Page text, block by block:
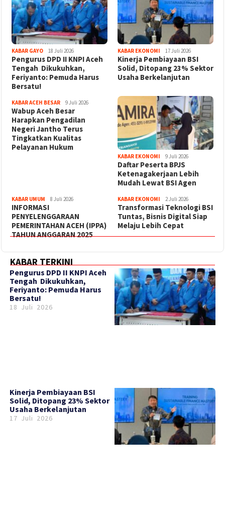
KABAR GAYO 18 Juli 2026
‎Pengurus DPD II KNPI Aceh
Tengah Dikukuhkan,
Feriyanto: Pemuda Harus
Bersatu!
KABAR EKONOMI 17 Juli 2026
Kinerja Pembiayaan BSI
Solid, Ditopang 23% Sektor
Usaha Berkelanjutan
KABAR ACEH BESAR 9 Juli 2026
Wabup Aceh Besar
Harapkan Pengadilan
Negeri Jantho Terus
Tingkatkan Kualitas
Pelayanan Hukum
KABAR EKONOMI 9 Juli 2026
Daftar Peserta BPJS
Ketenagakerjaan Lebih
Mudah Lewat BSI Agen
KABAR UMUM 8 Juli 2026
INFORMASI
PENYELENGGARAAN
PEMERINTAHAN ACEH (IPPA)
TAHUN ANGGARAN 2025
KABAR EKONOMI 2 Juli 2026
Transformasi Teknologi BSI
Tuntas, Bisnis Digital Siap
Melaju Lebih Cepat
KABAR TERKINI
‎Pengurus DPD II KNPI Aceh
Tengah Dikukuhkan,
Feriyanto: Pemuda Harus
Bersatu!
18 Juli 2026
Kinerja Pembiayaan BSI
Solid, Ditopang 23% Sektor
Usaha Berkelanjutan
17 Juli 2026